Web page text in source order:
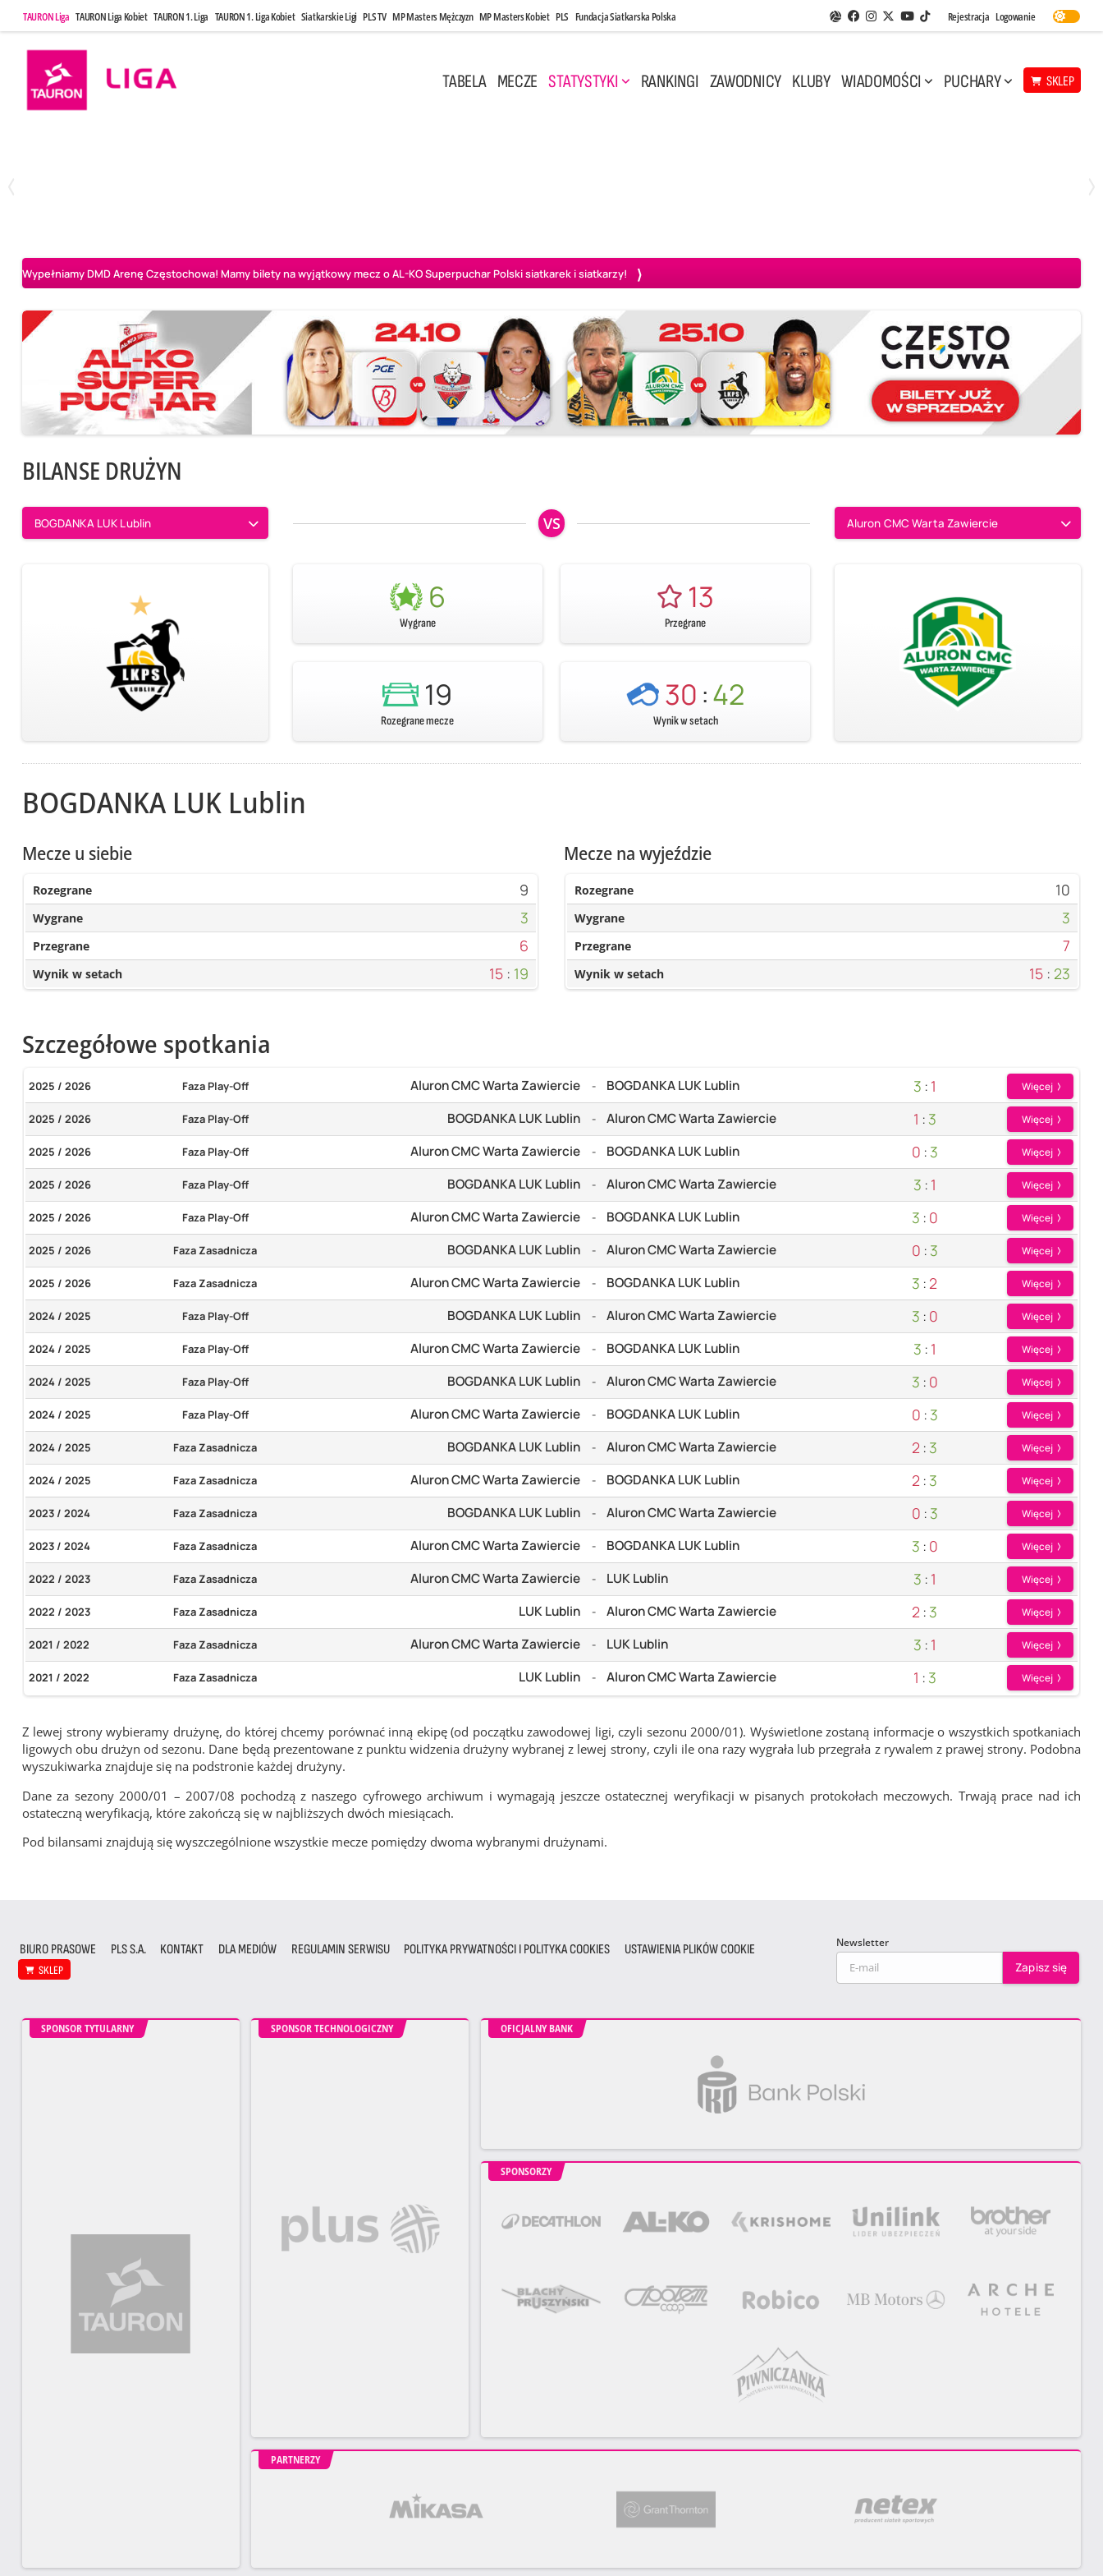
TAURON Liga TAURON Liga Kobiet TAURON 1. Liga TAURON 1. Liga Kobiet Siatkarskie Ligi PLS TV MP Masters Mężczyzn MP Masters Kobiet PLS Fundacja Siatkarska Polska Aplikacja Siatkarskie Ligi
Facebook
Instagram
Twitter
Youtube
TikTok
Rejestracja Logowanie
TABELA MECZE STATYSTYKI RANKINGI ZAWODNICY KLUBY WIADOMOŚCI PUCHARY SKLEP
Wypełniamy DMD Arenę Częstochowa! Mamy bilety na wyjątkowy mecz o AL-KO Superpuchar Polski siatkarek i siatkarzy!
BILANSE DRUŻYN
BOGDANKA LUK Lublin VS Aluron CMC Warta Zawiercie
6
Wygrane
13
Przegrane
19
Rozegrane mecze
30:42
Wynik w setach
BOGDANKA LUK Lublin
Mecze u siebie
Rozegrane 9
Wygrane 3
Przegrane 6
Wynik w setach 15 : 19
Mecze na wyjeździe
Rozegrane 10
Wygrane 3
Przegrane 7
Wynik w setach 15 : 23
Szczegółowe spotkania
2025 / 2026 Faza Play-Off Aluron CMC Warta Zawiercie - BOGDANKA LUK Lublin 3 : 1 Więcej
2025 / 2026 Faza Play-Off BOGDANKA LUK Lublin - Aluron CMC Warta Zawiercie 1 : 3 Więcej
2025 / 2026 Faza Play-Off Aluron CMC Warta Zawiercie - BOGDANKA LUK Lublin 0 : 3 Więcej
2025 / 2026 Faza Play-Off BOGDANKA LUK Lublin - Aluron CMC Warta Zawiercie 3 : 1 Więcej
2025 / 2026 Faza Play-Off Aluron CMC Warta Zawiercie - BOGDANKA LUK Lublin 3 : 0 Więcej
2025 / 2026 Faza Zasadnicza BOGDANKA LUK Lublin - Aluron CMC Warta Zawiercie 0 : 3 Więcej
2025 / 2026 Faza Zasadnicza Aluron CMC Warta Zawiercie - BOGDANKA LUK Lublin 3 : 2 Więcej
2024 / 2025 Faza Play-Off BOGDANKA LUK Lublin - Aluron CMC Warta Zawiercie 3 : 0 Więcej
2024 / 2025 Faza Play-Off Aluron CMC Warta Zawiercie - BOGDANKA LUK Lublin 3 : 1 Więcej
2024 / 2025 Faza Play-Off BOGDANKA LUK Lublin - Aluron CMC Warta Zawiercie 3 : 0 Więcej
2024 / 2025 Faza Play-Off Aluron CMC Warta Zawiercie - BOGDANKA LUK Lublin 0 : 3 Więcej
2024 / 2025 Faza Zasadnicza BOGDANKA LUK Lublin - Aluron CMC Warta Zawiercie 2 : 3 Więcej
2024 / 2025 Faza Zasadnicza Aluron CMC Warta Zawiercie - BOGDANKA LUK Lublin 2 : 3 Więcej
2023 / 2024 Faza Zasadnicza BOGDANKA LUK Lublin - Aluron CMC Warta Zawiercie 0 : 3 Więcej
2023 / 2024 Faza Zasadnicza Aluron CMC Warta Zawiercie - BOGDANKA LUK Lublin 3 : 0 Więcej
2022 / 2023 Faza Zasadnicza Aluron CMC Warta Zawiercie - LUK Lublin 3 : 1 Więcej
2022 / 2023 Faza Zasadnicza LUK Lublin - Aluron CMC Warta Zawiercie 2 : 3 Więcej
2021 / 2022 Faza Zasadnicza Aluron CMC Warta Zawiercie - LUK Lublin 3 : 1 Więcej
2021 / 2022 Faza Zasadnicza LUK Lublin - Aluron CMC Warta Zawiercie 1 : 3 Więcej
Z lewej strony wybieramy drużynę, do której chcemy porównać inną ekipę (od początku zawodowej ligi, czyli sezonu 2000/01). Wyświetlone zostaną informacje o wszystkich spotkaniach
ligowych obu drużyn od sezonu. Dane będą prezentowane z punktu widzenia drużyny wybranej z lewej strony, czyli ile ona razy wygrała lub przegrała z rywalem z prawej strony. Podobna
wyszukiwarka znajduje się na podstronie każdej drużyny.
Dane za sezony 2000/01 – 2007/08 pochodzą z naszego cyfrowego archiwum i wymagają jeszcze ostatecznej weryfikacji w pisanych protokołach meczowych. Trwają prace nad ich
ostateczną weryfikacją, które zakończą się w najbliższych dwóch miesiącach.
Pod bilansami znajdują się wyszczególnione wszystkie mecze pomiędzy dwoma wybranymi drużynami.
BIURO PRASOWE PLS S.A. KONTAKT DLA MEDIÓW REGULAMIN SERWISU POLITYKA PRYWATNOŚCI I POLITYKA COOKIES USTAWIENIA PLIKÓW COOKIE
SKLEP
Newsletter
SPONSOR TYTULARNY SPONSOR TECHNOLOGICZNY OFICJALNY BANK
SPONSORZY
PARTNERZY